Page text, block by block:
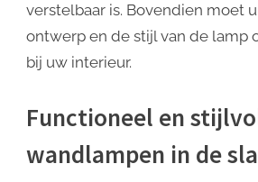
verstelbaar is. Bovendien moet
ontwerp en de stijl van de lamp
bij uw interieur.
Functioneel en
wandlampen in de